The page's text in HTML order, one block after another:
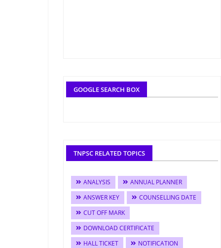
GOOGLE SEARCH BOX
TNPSC RELATED TOPICS
ANALYSIS
ANNUAL PLANNER
ANSWER KEY
COUNSELLING DATE
CUT OFF MARK
DOWNLOAD CERTIFICATE
HALL TICKET
NOTIFICATION